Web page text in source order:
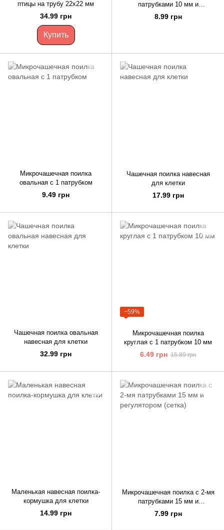
птицы на трубу 22х22 мм
34.99 грн
Купить
патрубками 10 мм и
регулятором (сетка)
8.99 грн
Микрочашечная поилка
овальная с 1 патрубком
9.49 грн
Чашечная поилка навесная
для клетки
17.99 грн
Чашечная поилка овальная
навесная для клетки
32.99 грн
−59%
Микрочашечная поилка
круглая с 1 патрубком 10 мм
6.49 грн 15.89 грн
Маленькая навесная поилка-
кормушка для клетки
14.99 грн
Микрочашечная поилка с 2-мя
патрубками 15 мм и
регулятором (сетка)
7.99 грн